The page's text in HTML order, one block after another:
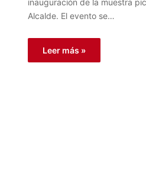
inauguración de la muestra
Alcalde. El evento se…
Leer más »